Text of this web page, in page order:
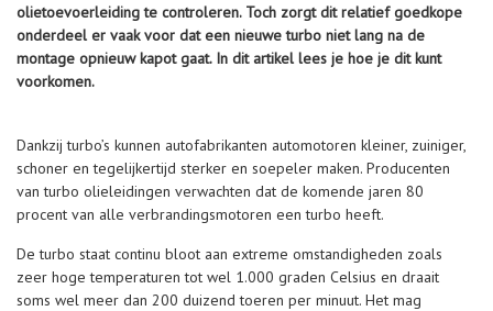
olietoevoerleiding te controleren. Toch zorgt dit relatief goedkope
onderdeel er vaak voor dat een nieuwe turbo niet lang na de
montage opnieuw kapot gaat. In dit artikel lees je hoe je dit kunt
voorkomen.
Dankzij turbo’s kunnen autofabrikanten automotoren kleiner, zuiniger,
schoner en tegelijkertijd sterker en soepeler maken. Producenten
van turbo olieleidingen verwachten dat de komende jaren 80
procent van alle verbrandingsmotoren een turbo heeft.
De turbo staat continu bloot aan extreme omstandigheden zoals
zeer hoge temperaturen tot wel 1.000 graden Celsius en draait
soms wel meer dan 200 duizend toeren per minuut. Het mag